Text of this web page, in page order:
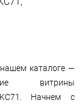
каталоге —
витрины
Начнем с